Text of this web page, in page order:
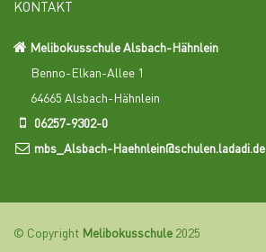
KONTAKT
Melibokusschule Alsbach-Hähnlein
Benno-Elkan-Allee 1
64665 Alsbach-Hähnlein
06257-9302-0
mbs_Alsbach-Haehnlein@schulen.ladadi.de
© Copyright Melibokusschule 2025